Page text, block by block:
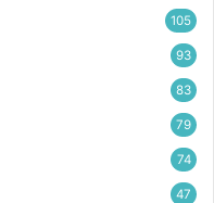
105
93
83
79
74
47